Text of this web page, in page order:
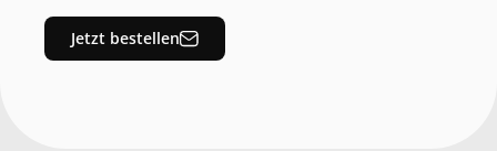
Jetzt bestellen